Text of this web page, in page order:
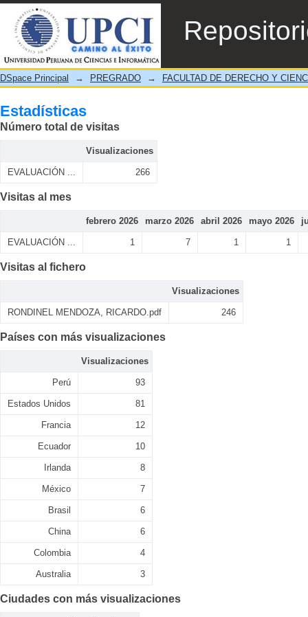
Estadísticas
DSpace Principal → PREGRADO → FACULTAD DE DERECHO Y
Estadísticas
Número total de visitas
Visualizaciones
EVALUACIÓN ... 266
Visitas al mes
febrero 2026 marzo 2026 abril 2026 mayo 2026
EVALUACIÓN ... 1 7 1 1
Visitas al fichero
Visualizaciones
RONDINEL MENDOZA, RICARDO.pdf 246
Países con más visualizaciones
Visualizaciones
Perú 93
Estados Unidos 81
Francia 12
Ecuador 10
Irlanda 8
México 7
Brasil 6
China 6
Colombia 4
Australia 3
Ciudades con más visualizaciones